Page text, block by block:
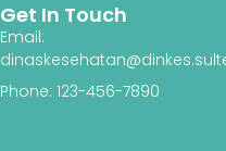
Get In Touch
Email:
Phone: 123-456-7890